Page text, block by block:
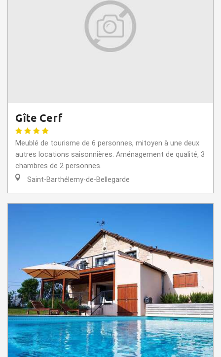
Gîte Cerf
Meublé de tourisme de 6 personnes, mitoyen à une deux
autres locations saisonnières. Aménagement de qualité, 3
chambres de 2 personnes.
Saint-Barthélemy-de-Bellegarde